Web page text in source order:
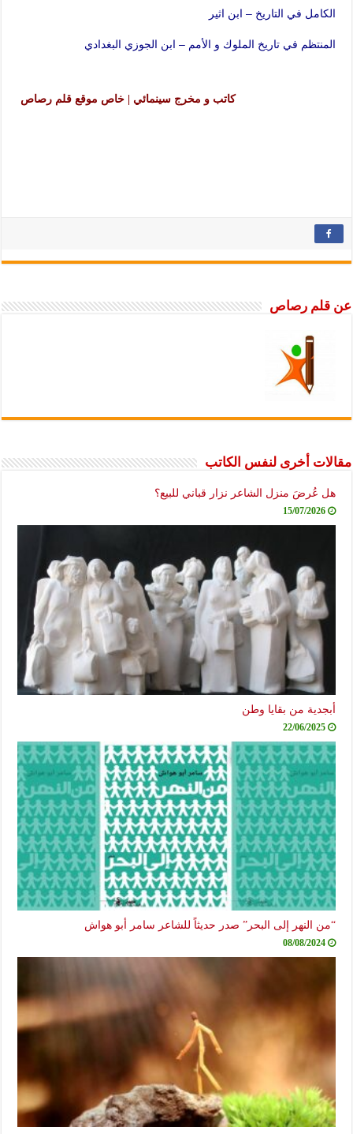
الكامل في التاريخ – ابن اثير
المنتظم في تاريخ الملوك و الأمم – ابن الجوزي البغدادي
كاتب و مخرج سينمائي | خاص موقع قلم رصاص
عن قلم رصاص
مقالات أخرى لنفس الكاتب
هل عُرضَ منزل الشاعر نزار قباني للبيع؟
15/07/2026
أبجدية من بقايا وطن
22/06/2025
“من النهر إلى البحر” صدر حديثاً للشاعر سامر أبو هواش
08/08/2024